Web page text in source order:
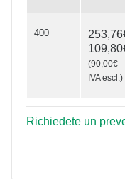
400
(90,00€
IVA escl. )
Richiedete un